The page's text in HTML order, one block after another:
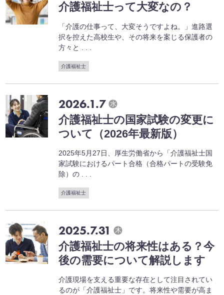
介護福祉士って大変なの？
「介護の仕事って、大変そうですよね。」進路選
択を控えた高校生や、その将来を案じる保護者の
方々と . . .
介護福祉士
2026.1.7 水
介護福祉士の国家試験の変更に
ついて（2026年最新版）
2025年5月27日、厚生労働省から「介護福祉士国
家試験におけるパート合格（合格パートの受験免
除）の . . .
介護福祉士
2025.7.31 木
介護福祉士の将来性はある？今
後の需要について解説します
介護現場を支える重要な存在として注目されてい
るのが「介護福祉士」です。将来性や需要が高ま